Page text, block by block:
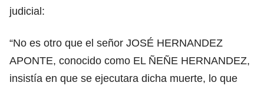
judicial:
“No es otro que el señor JOSÉ HERNANDEZ
APONTE, conocido como EL ÑEÑE HERNANDEZ,
insistía en que se ejecutara dicha muerte, lo que